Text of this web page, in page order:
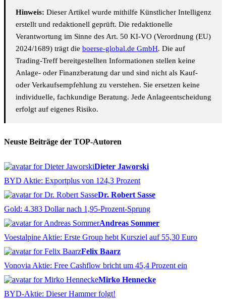
Hinweis: Dieser Artikel wurde mithilfe Künstlicher Intelligenz
erstellt und redaktionell geprüft. Die redaktionelle
Verantwortung im Sinne des Art. 50 KI-VO (Verordnung (EU)
2024/1689) trägt die boerse-global.de GmbH. Die auf
Trading-Treff bereitgestellten Informationen stellen keine
Anlage- oder Finanzberatung dar und sind nicht als Kauf-
oder Verkaufsempfehlung zu verstehen. Sie ersetzen keine
individuelle, fachkundige Beratung. Jede Anlageentscheidung
erfolgt auf eigenes Risiko.
Neuste Beiträge der TOP-Autoren
Dieter Jaworski
BYD Aktie: Exportplus von 124,3 Prozent
Dr. Robert Sasse
Gold: 4.383 Dollar nach 1,95-Prozent-Sprung
Andreas Sommer
Voestalpine Aktie: Erste Group hebt Kursziel auf 55,30 Euro
Felix Baarz
Vonovia Aktie: Free Cashflow bricht um 45,4 Prozent ein
Mirko Hennecke
BYD-Aktie: Dieser Hammer folgt!